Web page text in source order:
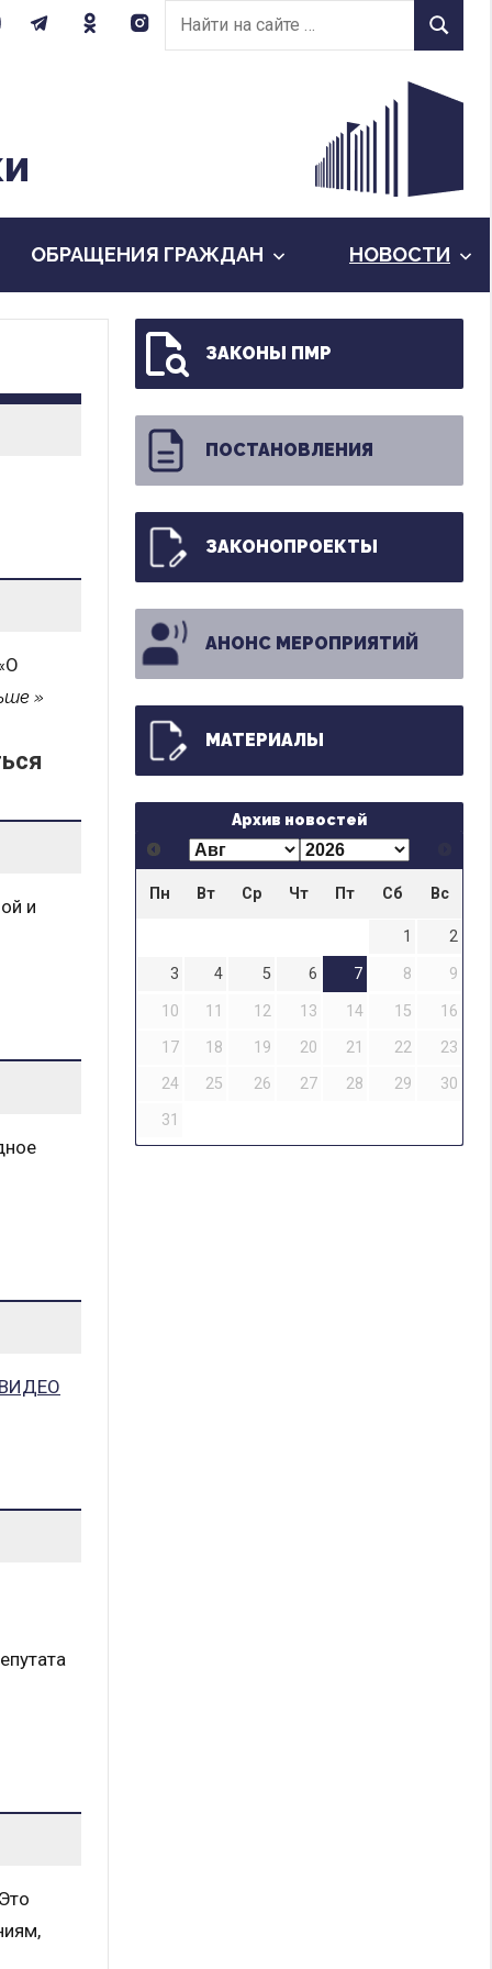
Найти
на
Найти
ОБРАЩЕНИЯ ГРАЖДАН НОВОСТИ
и
ЗАКОНЫ ПМР
ПОСТАНОВЛЕНИЯ
ЗАКОНОПРОЕКТЫ
АНОНС МЕРОПРИЯТИЙ
МАТЕРИАЛЫ
Архив новостей
Пн Вт Ср Чт Пт Сб Вс
1
2
3
4 5 6 7 8
9
10
11 12 13 14 15
16
17
18 19 20 21 22
23
24
25 26 27 28 29
30
31